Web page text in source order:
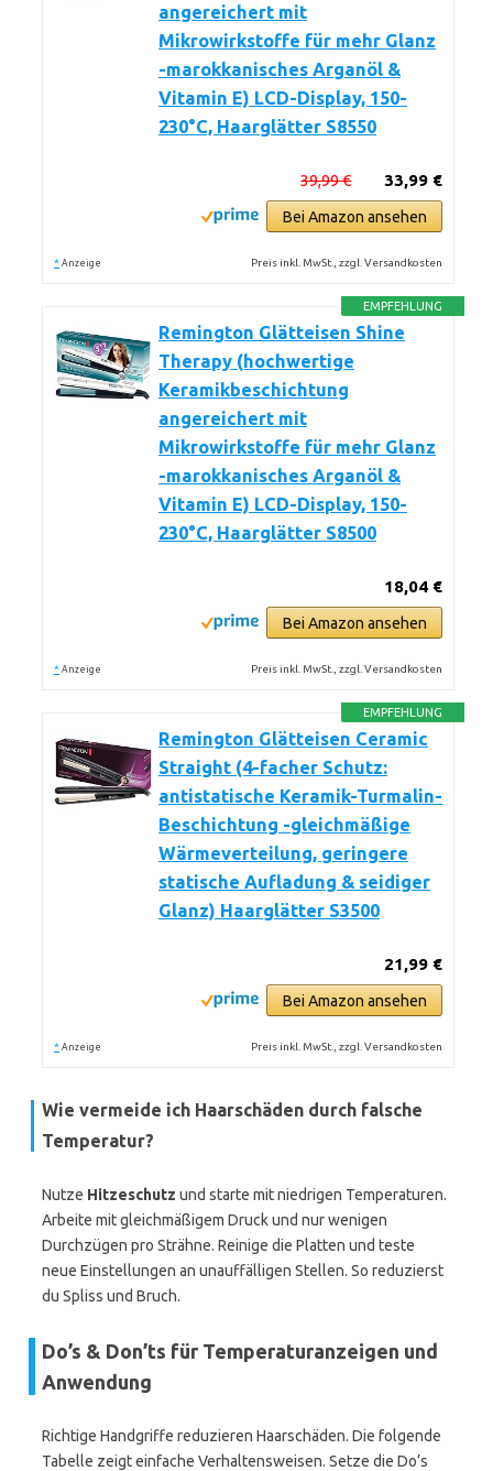
angereichert mit
Mikrowirkstoffe für mehr Glanz
-marokkanisches Arganöl &
Vitamin E) LCD-Display, 150-
230°C, Haarglätter S8550
33,99 €
39,99 €
Bei Amazon ansehen
* Anzeige Preis inkl. MwSt., zzgl. Versandkosten
EMPFEHLUNG
Remington Glätteisen Shine
Therapy (hochwertige
Keramikbeschichtung
angereichert mit
Mikrowirkstoffe für mehr Glanz
-marokkanisches Arganöl &
Vitamin E) LCD-Display, 150-
230°C, Haarglätter S8500
18,04 €
Bei Amazon ansehen
* Anzeige Preis inkl. MwSt., zzgl. Versandkosten
EMPFEHLUNG
Remington Glätteisen Ceramic
Straight (4-facher Schutz:
antistatische Keramik-Turmalin-
Beschichtung -gleichmäßige
Wärmeverteilung, geringere
statische Aufladung & seidiger
Glanz) Haarglätter S3500
21,99 €
Bei Amazon ansehen
* Anzeige Preis inkl. MwSt., zzgl. Versandkosten
Wie vermeide ich Haarschäden durch falsche
Temperatur?
Nutze Hitzeschutz und starte mit niedrigen Temperaturen.
Arbeite mit gleichmäßigem Druck und nur wenigen
Durchzügen pro Strähne. Reinige die Platten und teste
neue Einstellungen an unauffälligen Stellen. So reduzierst
du Spliss und Bruch.
Do’s & Don’ts für Temperaturanzeigen und
Anwendung
Richtige Handgriffe reduzieren Haarschäden. Die folgende
Tabelle zeigt einfache Verhaltensweisen. Setze die Do’s